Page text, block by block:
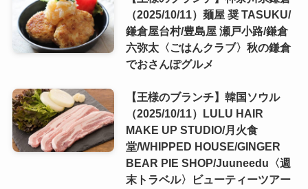
（2025/10/11）麺屋 奨 TASUKU/
鎌倉屋台村/豊島屋 瀬戸小路/鎌倉
六弥太〈ごはんクラブ〉秋の鎌倉
でおさんぽグルメ
【王様のブランチ】韓国ソウル
（2025/10/11）LULU HAIR
MAKE UP STUDIO/月火食
堂/WHIPPED HOUSE/GINGER
BEAR PIE SHOP/Juuneedu〈週
末トラベル〉ビューティーツアー